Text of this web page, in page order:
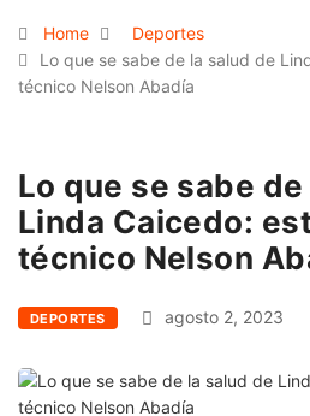
Home
Deportes
Lo que se sabe de la salud de
técnico Nelson Abadía
Lo que se sabe
Linda Caicedo:
técnico Nelson
DEPORTES agosto 2, 2023